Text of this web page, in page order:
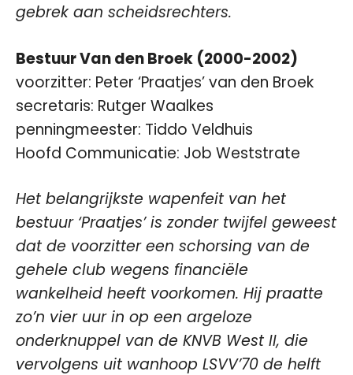
gebrek aan scheidsrechters.
Bestuur Van den Broek (2000-2002)
voorzitter: Peter ‘Praatjes’ van den Broek
secretaris: Rutger Waalkes
penningmeester: Tiddo Veldhuis
Hoofd Communicatie: Job Weststrate
Het belangrijkste wapenfeit van het
bestuur ‘Praatjes’ is zonder twijfel geweest
dat de voorzitter een schorsing van de
gehele club wegens financiële
wankelheid heeft voorkomen. Hij praatte
zo’n vier uur in op een argeloze
onderknuppel van de KNVB West II, die
vervolgens uit wanhoop LSVV’70 de helft